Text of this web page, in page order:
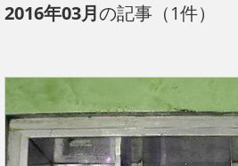
2016年03月の記事（1件）